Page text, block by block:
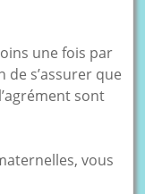
une fois par
de s’assurer que
sont
vous